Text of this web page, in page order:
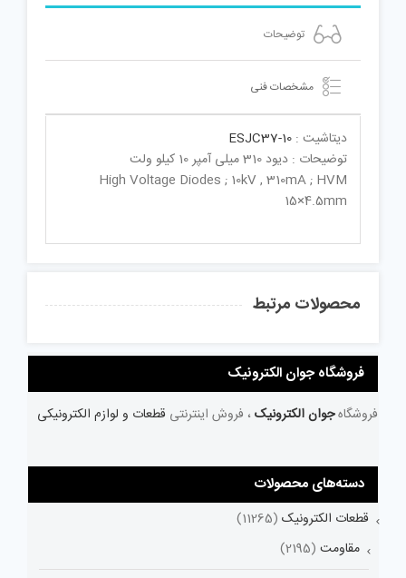
توضیحات
مشخصات فنی
دیتاشیت : ESJC37-10
توضیحات : دیود 310 میلی آمپر 10 کیلو ولت
High Voltage Diodes ; 10kV , 310mA ; HVM
15×4.5mm
محصولات مرتبط
فروشگاه جوان الکترونیک
فروشگاهجوان الکترونیک ، فروش اینترنتی قطعات و لوازم الکترونیکی
دسته‌های محصولات
قطعات الکترونیک (11265)
مقاومت (2195)